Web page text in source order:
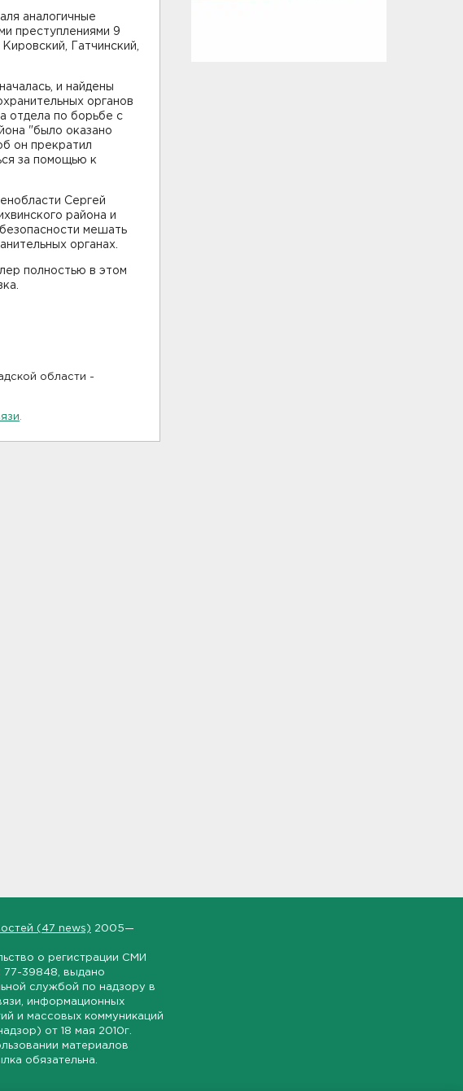
аналогичные
преступлениями 9
Гатчинский,
и найдены
органов
отдела по борьбе с
"было оказано
он прекратил
за помощью к
Сергей
района и
мешать
органах.
полностью в этом
области -
(47 news) 2005—
о регистрации СМИ
39848 , выдано
службой по надзору в
информационных
и массовых коммуникаций
от 18 мая 2010г.
материалов
обязательна.